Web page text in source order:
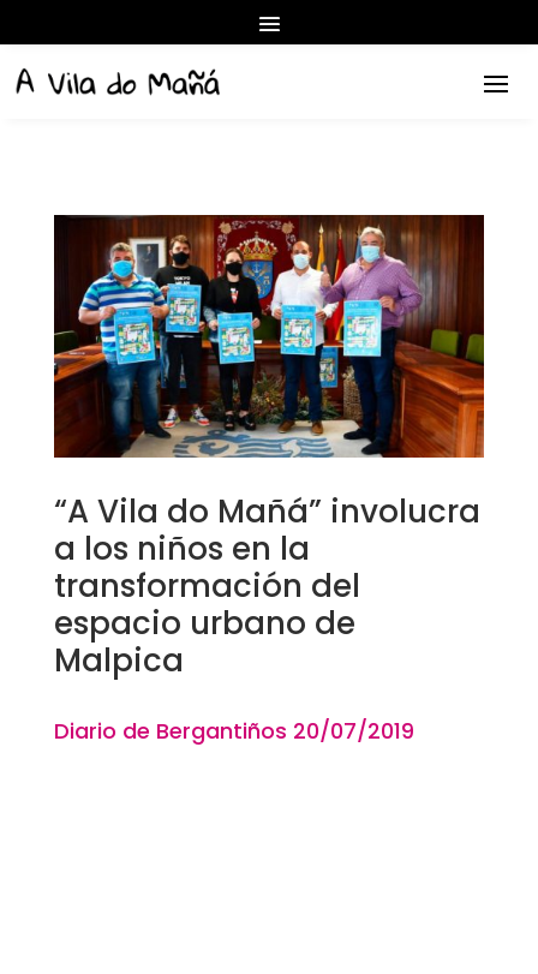
“A Vila do Mañá” involucra
a los niños en la
transformación del
espacio urbano de
Malpica
Diario de Bergantiños 20/07/2019